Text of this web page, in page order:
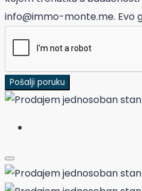
info@immo-monte.me. Evo
Pošalji poruku